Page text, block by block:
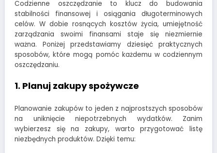
Codzienne oszczędzanie to klucz do budowania
stabilności finansowej i osiągania długoterminowych
celów. W dobie rosnących kosztów życia, umiejętność
zarządzania swoimi finansami staje się niezmiernie
ważna. Poniżej przedstawiamy dziesięć praktycznych
sposobów, które mogą pomóc każdemu w codziennym
oszczędzaniu.
1. Planuj zakupy spożywcze
Planowanie zakupów to jeden z najprostszych sposobów
na uniknięcie niepotrzebnych wydatków. Zanim
wybierzesz się na zakupy, warto przygotować listę
niezbędnych produktów. Dzięki temu: